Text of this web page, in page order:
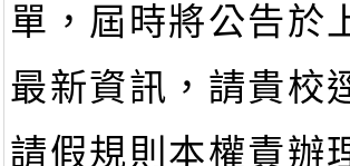
單，屆時將公告於
最新資訊，請貴校
請假規則本權責辦